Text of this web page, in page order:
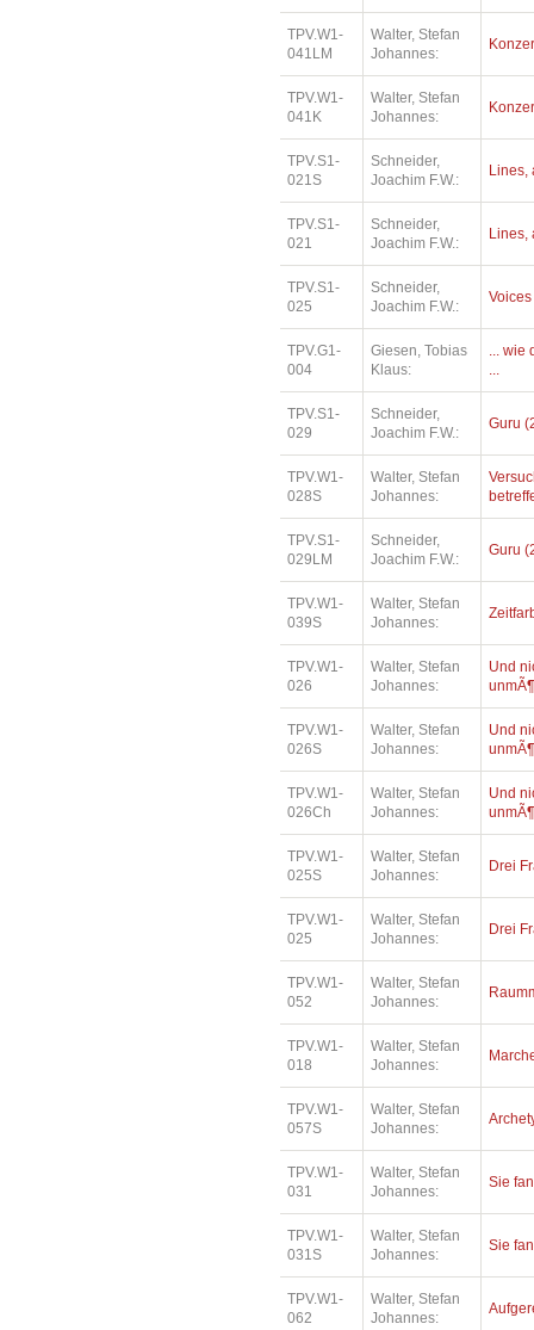
TPV.W1-
041LM
Walter, Stefan
Johannes:
TPV.W1-
041K
Walter, Stefan
Johannes:
TPV.S1-
021S
Schneider,
Joachim F.W.:
Lines,
TPV.S1-
021
Schneider,
Joachim F.W.:
Lines,
TPV.S1-
025
Schneider,
Joachim F.W.:
TPV.G1-
004
Giesen, Tobias
Klaus:
... wie
...
TPV.S1-
029
Schneider,
Joachim F.W.:
Guru
TPV.W1-
028S
Walter, Stefan
Johannes:
TPV.S1-
029LM
Schneider,
Joachim F.W.:
Guru
TPV.W1-
039S
Walter, Stefan
Johannes:
TPV.W1-
026
Walter, Stefan
Johannes:
Und
TPV.W1-
026S
Walter, Stefan
Johannes:
Und
TPV.W1-
026Ch
Walter, Stefan
Johannes:
Und
TPV.W1-
025S
Walter, Stefan
Johannes:
Drei
TPV.W1-
025
Walter, Stefan
Johannes:
Drei
TPV.W1-
052
Walter, Stefan
Johannes:
TPV.W1-
018
Walter, Stefan
Johannes:
TPV.W1-
057S
Walter, Stefan
Johannes:
TPV.W1-
031
Walter, Stefan
Johannes:
Sie
TPV.W1-
031S
Walter, Stefan
Johannes:
Sie
TPV.W1-
062
Walter, Stefan
Johannes: